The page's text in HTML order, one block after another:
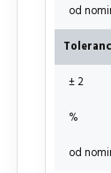
od
± 2
%
od